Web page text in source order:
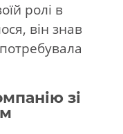
ролі в
він знав
зі